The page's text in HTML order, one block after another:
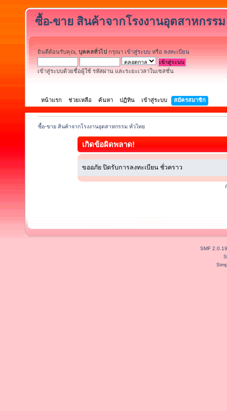
ซื้อ-ขาย สินค้าจากโรงงานอุตสาหกรร
ยินดีต้อนรับคุณ, บุคคลทั่วไป กรุณา เข้าสู่ระบบ หรือ ลงทะเบียน
เข้าสู่ระบบด้วยชื่อผู้ใช้ รหัสผ่าน และระยะเวลาในเซสชั่น
หน้าแรก ช่วยเหลือ ค้นหา ปฏิทิน เข้าสู่ระบบ สมัครสมาชิก
ซื้อ-ขาย สินค้าจากโรงงานอุตสาหกรรม ทั่วไทย
เกิดข้อผิดพลาด!
ขออภัย ปิดรับการลงทะเบียน ชั่วคราว
SMF 2.0.19